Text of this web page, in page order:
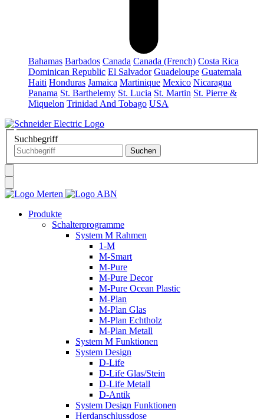
Bahamas Barbados Canada Canada (French) Costa Rica
Dominican Republic El Salvador Guadeloupe Guatemala
Haiti Honduras Jamaica Martinique Mexico Nicaragua
Panama St. Barthelemy St. Lucia St. Martin St. Pierre &
Miquelon Trinidad And Tobago USA
Suchbegriff
Produkte
Schalterprogramme
System M Rahmen
1-M
M-Smart
M-Pure
M-Pure Decor
M-Pure Ocean Plastic
M-Plan
M-Plan Glas
M-Plan Echtholz
M-Plan Metall
System M Funktionen
System Design
D-Life
D-Life Glas/Stein
D-Life Metall
D-Antik
System Design Funktionen
Herdanschlussdose